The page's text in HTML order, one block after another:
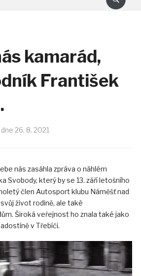
kamarád,
František
dne 26. 8. 2021
nás zasáhla zpráva o náhlém
Svobody, který by se 13. září letošního
člen Autosport klubu Náměšť nad
život rodině, ale také
Široká veřejnost ho znala také jako
v Třebíči.